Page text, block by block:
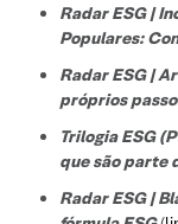
Radar ESG |
Populares:
Radar ESG |
próprios
Trilogia ESG
que são parte
Radar ESG |